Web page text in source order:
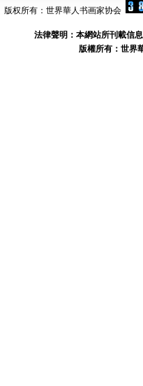
版权所有：世界華人书画家协会
法律聲明：本網站所刊載信
版權所有：世界